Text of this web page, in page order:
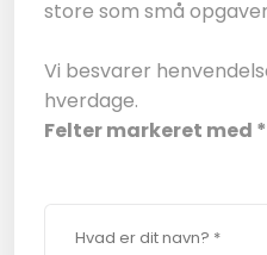
store som små
Vi besvarer
hverdage.​
Felter markeret med